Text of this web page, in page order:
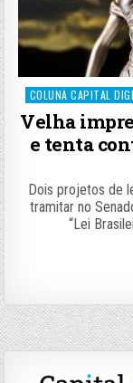
Posted
in
COLUNA CAPITAL
Velha
e tenta
Dois projetos de
tramitar no
“Lei